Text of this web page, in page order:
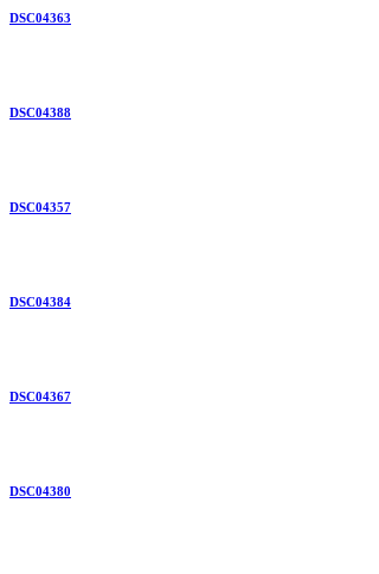
DSC04363
DSC04388
DSC04357
DSC04384
DSC04367
DSC04380